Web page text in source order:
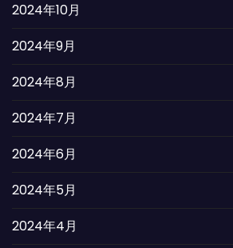
2024年10月
2024年9月
2024年8月
2024年7月
2024年6月
2024年5月
2024年4月